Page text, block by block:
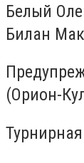
Белый
Билан
(Орион-